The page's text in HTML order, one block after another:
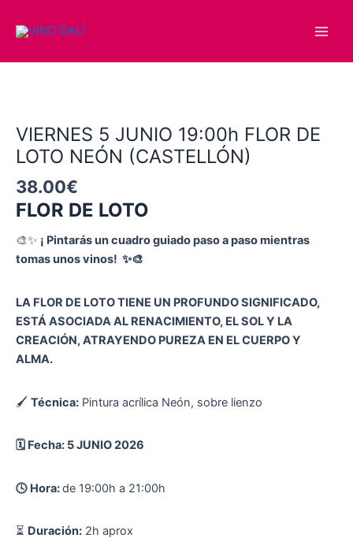
VIERNES 5 JUNIO 19:00h FLOR DE
LOTO NEÓN (CASTELLÓN)
38.00€
FLOR DE LOTO
🎨✨ ¡ Pintarás un cuadro guiado paso a paso mientras
tomas unos vinos! ✨🎨
LA FLOR DE LOTO TIENE UN PROFUNDO SIGNIFICADO,
ESTÁ ASOCIADA AL RENACIMIENTO, EL SOL Y LA
CREACIÓN, ATRAYENDO PUREZA EN EL CUERPO Y
ALMA.
🖌 Técnica: Pintura acrílica Neón, sobre lienzo
🗓️ Fecha: 5 JUNIO 2026
🕓 Hora:de 19:00h a 21:00h
⏳ Duración: 2h aprox
19:00h
FLOR
DE
LOTO
NEÓN
cantidad